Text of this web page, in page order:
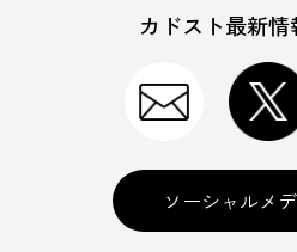
カドスト最新
ソーシャルメ